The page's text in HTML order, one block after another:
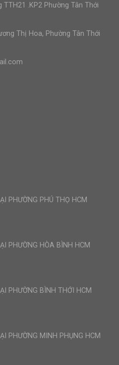
.KP2 Phường Tân Thới
Thị Hoa, Phường Tân Thới
PHƯỜNG PHÚ THỌ HCM
PHƯỜNG HÒA BÌNH HCM
PHƯỜNG BÌNH THỚI HCM
PHƯỜNG MINH PHỤNG HCM